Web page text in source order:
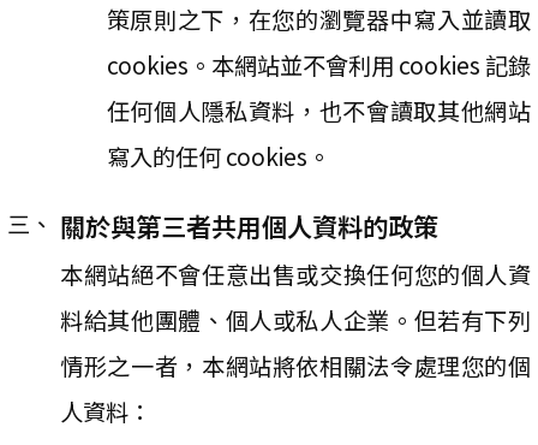
策原則之下，在您的瀏覽器中寫入並讀取
cookies。本網站並不會利用 cookies 記錄
任何個人隱私資料，也不會讀取其他網站
寫入的任何 cookies。
關於與第三者共用個人資料的政策
本網站絕不會任意出售或交換任何您的個人資
料給其他團體、個人或私人企業。但若有下列
情形之一者，本網站將依相關法令處理您的個
人資料：